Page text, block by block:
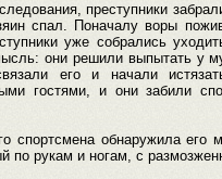
преступники
спал. Поначалу воры
уже собрались
они решили выпытать у
его и начали
гостями, и они забили
спортсмена обнаружила его
по рукам и ногам, с